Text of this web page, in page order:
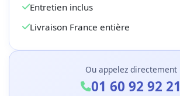
Entretien inclus
Livraison France entière
Ou appelez directement
01 60 92 92 21